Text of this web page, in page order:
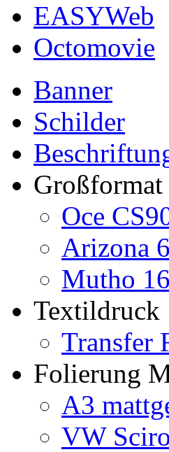
EASYWeb
Octomovie
Banner
Schilder
Oce
Arizona
Mutho
Textildruck
Transfer
Folierung
A3
VW